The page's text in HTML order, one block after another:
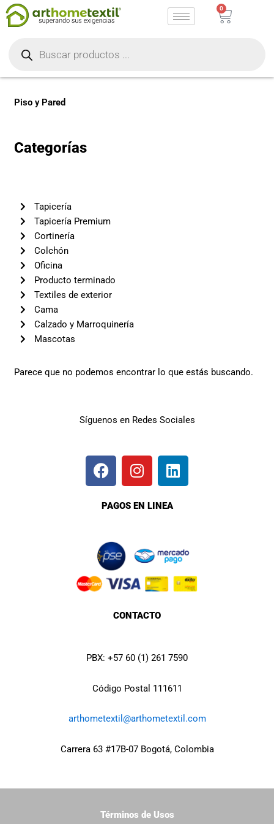
0
Carrito
productos
Piso y Pared
Categorías
Tapicería
Tapicería Premium
Cortinería
Colchón
Oficina
Producto terminado
Textiles de exterior
Cama
Calzado y Marroquinería
Mascotas
Parece que no podemos encontrar lo que estás buscando.
Síguenos en Redes Sociales
F
a
e
o
o
k
I
n
t
r
a
m
L
i
k
i
n
PAGOS EN LINEA
CONTACTO
PBX: +57 60 (1) 261 7590
Código Postal 111611
arthometextil@arthometextil.com
Carrera 63 #17B-07 Bogotá, Colombia
Términos de Usos